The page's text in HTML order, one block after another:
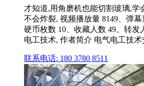
才知道,用角磨机也能切割玻璃,学
不会炸裂, 视频播放量 8149、弹
硬币枚数 10、收藏人数 49、转发
电工技术, 作者简介 电气电工技术
联系电话: 180 3780 8511